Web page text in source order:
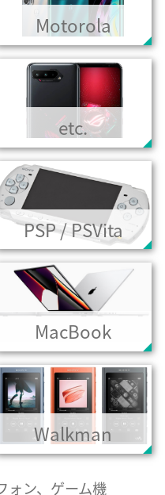
Motorola
etc.
PSP / PSVita
MacBook
Walkman
ォン、ゲーム機